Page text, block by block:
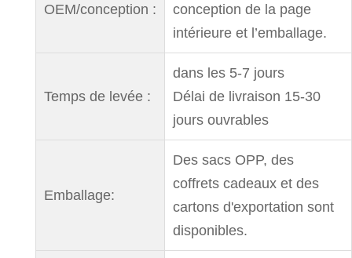
OEM/conception :
conception de la page
intérieure et l’emballage.
Temps de levée :
dans les 5-7 jours
Délai de livraison 15-30
jours ouvrables
Emballage:
Des sacs OPP, des
coffrets cadeaux et des
cartons d'exportation sont
disponibles.